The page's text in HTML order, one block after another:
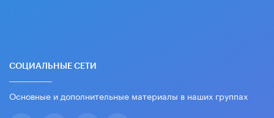
СОЦИАЛЬНЫЕ СЕТИ
Основные и дополнительные материалы в наших группах